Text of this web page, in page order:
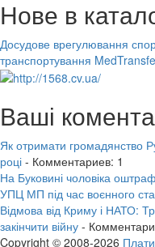
Нове в
Досудове врегулювання
транспортування
Ваші
Як отримати громадянство
році - Комментариев: 1
На Буковині чоловіка
УПЦ МП під час воєнного
Відмова від Криму і НАТО:
закінчити війну -
Copyright © 2008-2026